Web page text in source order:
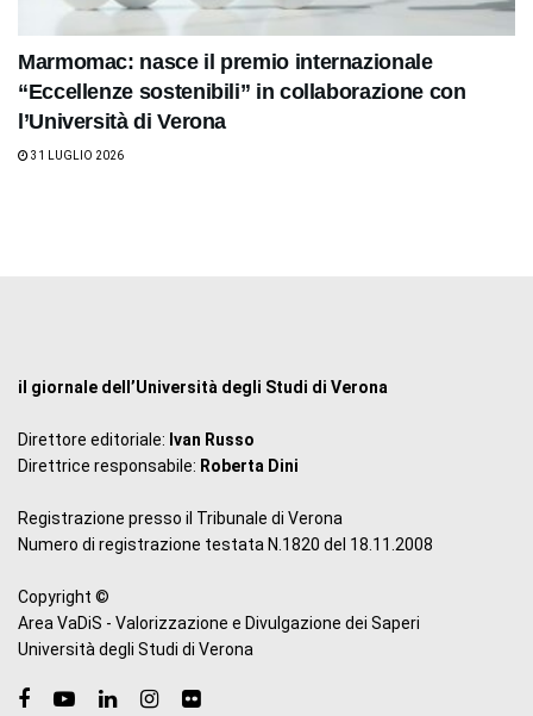
Marmomac: nasce il premio internazionale
“Eccellenze sostenibili” in collaborazione con
l’Università di Verona
31 LUGLIO 2026
il giornale dell’Università degli Studi di Verona
Direttore editoriale: Ivan Russo
Direttrice responsabile: Roberta Dini
Registrazione presso il Tribunale di Verona
Numero di registrazione testata N.1820 del 18.11.2008
Copyright ©
Area VaDiS - Valorizzazione e Divulgazione dei Saperi
Università degli Studi di Verona